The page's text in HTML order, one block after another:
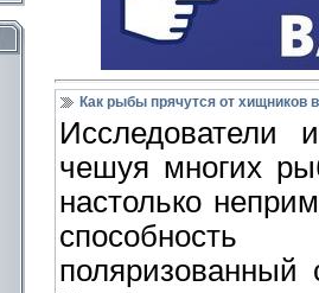
Как рыбы прячутся от хищников
чешуя многих
настолько
способность
поляризованный